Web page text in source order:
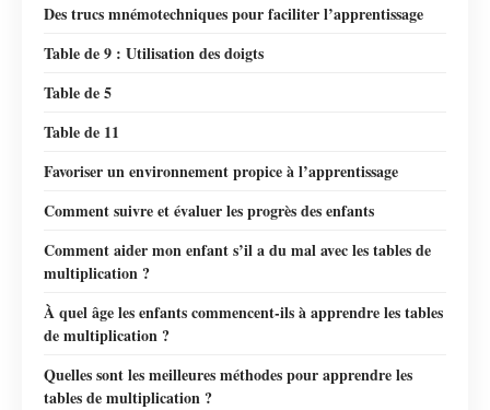
Des trucs mnémotechniques pour faciliter l’apprentissage
Table de 9 : Utilisation des doigts
Table de 5
Table de 11
Favoriser un environnement propice à l’apprentissage
Comment suivre et évaluer les progrès des enfants
Comment aider mon enfant s’il a du mal avec les tables de
multiplication ?
À quel âge les enfants commencent-ils à apprendre les tables
de multiplication ?
Quelles sont les meilleures méthodes pour apprendre les
tables de multiplication ?